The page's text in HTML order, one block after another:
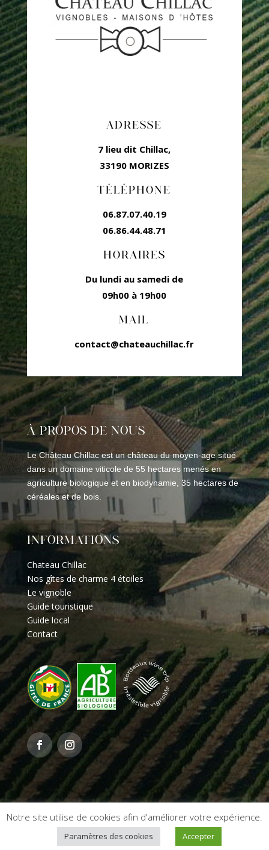
ADRESSE
7 lieu dit Chillac,
33190 MORIZES
TÉLÉPHONE
06.87.07.40.19
06.86.44.48.71
HORAIRES
Du lundi au samedi de
09h00 à 19h00
MAIL
contact@chateauchillac.fr
À PROPOS DE NOUS
Le Château Chillac est un château du moyen-age situé
dans un domaine viticole de 55 hectares menés en
agriculture biologique et en biodynamie, 35 hectares de
céréales et de bois.
INFORMATIONS
Chateau Chillac
Nos gîtes de charme 4 étoiles
Le vignoble
Guide touristique
Guide local
Contact
Mentions légales & politique de confidentialité–Une
réalisationAmbition Digital
Notre site utilise de cookies afin d'améliorer votre expérience.
Paramètres des cookies Accepter